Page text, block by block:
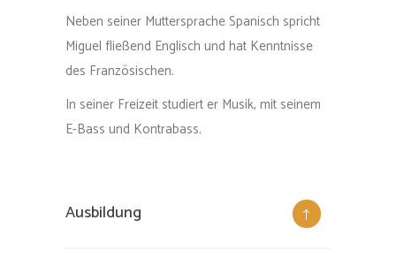
Neben seiner Muttersprache Spanisch spricht
Miguel fließend Englisch und hat Kenntnisse
des Französischen.
In seiner Freizeit studiert er Musik, mit seinem
E-Bass und Kontrabass.
Ausbildung